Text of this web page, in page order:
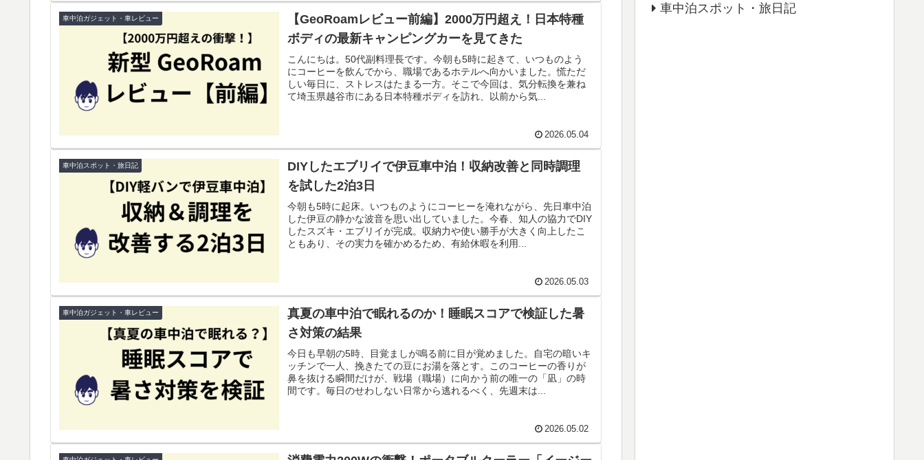
車中泊ガジェット・車レビュー
【GeoRoamレビュー前編】2000万円超え！日本特種
ボディの最新キャンピングカーを見てきた
こんにちは。50代副料理長です。今朝も5時に起きて、いつものよう
にコーヒーを飲んでから、職場であるホテルへ向かいました。慌ただ
しい毎日に、ストレスはたまる一方。そこで今回は、気分転換を兼ね
て埼玉県越谷市にある日本特種ボディを訪れ、以前から気...
2026.05.04
車中泊スポット・旅日記
DIYしたエブリイで伊豆車中泊！収納改善と同時調理
を試した2泊3日
今朝も5時に起床。いつものようにコーヒーを淹れながら、先日車中泊
した伊豆の静かな波音を思い出していました。今春、知人の協力でDIY
したスズキ・エブリイが完成。収納力や使い勝手が大きく向上したこ
ともあり、その実力を確かめるため、有給休暇を利用...
2026.05.03
車中泊ガジェット・車レビュー
真夏の車中泊で眠れるのか！睡眠スコアで検証した暑
さ対策の結果
今日も早朝の5時、目覚ましが鳴る前に目が覚めました。自宅の暗いキ
ッチンで一人、挽きたての豆にお湯を落とす。このコーヒーの香りが
鼻を抜ける瞬間だけが、戦場（職場）に向かう前の唯一の「凪」の時
間です。毎日のせわしない日常から逃れるべく、先週末は...
2026.05.02
車中泊スポット・旅日記